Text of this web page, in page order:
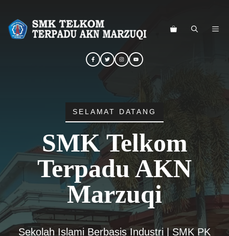
SELAMAT DATANG
SMK Telkom
Terpadu AKN
Marzuqi
Sekolah Islami Berbasis Industri | SMK PK